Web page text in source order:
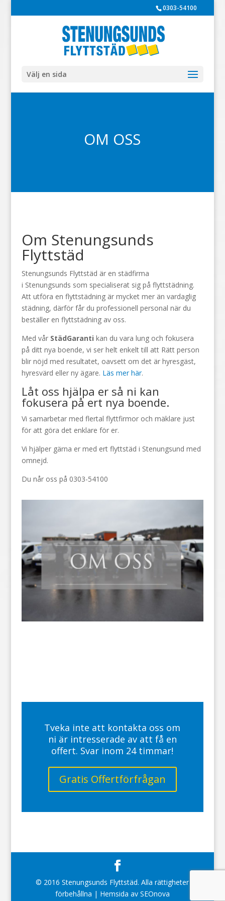
0303-54100
Välj en sida
OM OSS
Om Stenungsunds
Flyttstäd
Stenungsunds Flyttstäd är en städfirma
i Stenungsunds som specialiserat sig på flyttstädning.
Att utföra en flyttstädning är mycket mer än vardaglig
städning, därför får du professionell personal när du
beställer en flyttstädning av oss.
Med vår StädGaranti kan du vara lung och fokusera
på ditt nya boende, vi ser helt enkelt till att Rätt person
blir nöjd med resultatet, oavsett om det är hyresgäst,
hyresvärd eller ny ägare. Läs mer här.
Låt oss hjälpa er så ni kan
fokusera på ert nya boende.
Vi samarbetar med flertal flyttfirmor och mäklare just
för att göra det enklare för er.
Vi hjälper gärna er med ert flyttstäd i Stenungsund med
omnejd.
Du når oss på 0303-54100
Tveka inte att kontakta oss om
ni är intresserade av att få en
offert. Svar inom 24 timmar!
Gratis Offertförfrågan
© 2016 Stenungsunds Flyttstäd. Alla rättigheter
förbehållna | Hemsida av SEOnova